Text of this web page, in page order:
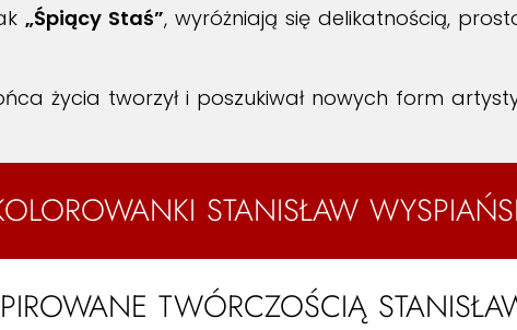
„Śpiący Staś”, wyróżniają się delikatnością,
życia tworzył i poszukiwał nowych form
STANISŁAW
TWÓRCZOŚCIĄ